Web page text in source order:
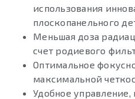
использования
плоскопанельного
Меньшая доза
счет родиевого
Оптимальное
максимальной
Удобное